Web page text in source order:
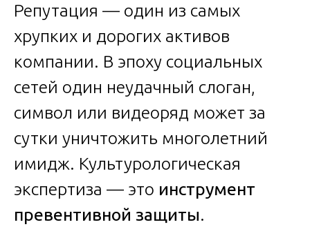
Репутация — один из самых
хрупких и дорогих активов
компании. В эпоху социальных
сетей один неудачный слоган,
символ или видеоряд может за
сутки уничтожить многолетний
имидж. Культурологическая
экспертиза — это инструмент
превентивной защиты.